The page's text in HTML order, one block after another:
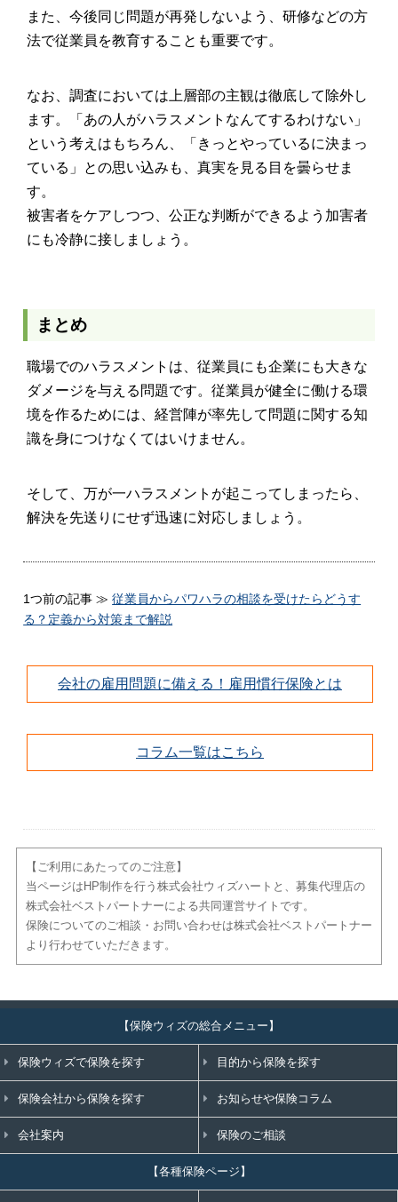
また、今後同じ問題が再発しないよう、研修などの方
法で従業員を教育することも重要です。
なお、調査においては上層部の主観は徹底して除外し
ます。「あの人がハラスメントなんてするわけない」
という考えはもちろん、「きっとやっているに決まっ
ている」との思い込みも、真実を見る目を曇らせま
す。
被害者をケアしつつ、公正な判断ができるよう加害者
にも冷静に接しましょう。
まとめ
職場でのハラスメントは、従業員にも企業にも大きな
ダメージを与える問題です。従業員が健全に働ける環
境を作るためには、経営陣が率先して問題に関する知
識を身につけなくてはいけません。
そして、万が一ハラスメントが起こってしまったら、
解決を先送りにせず迅速に対応しましょう。
1つ前の記事 ≫従業員からパワハラの相談を受けたらどうす
る？定義から対策まで解説
会社の雇用問題に備える！雇用慣行保険とは
コラム一覧はこちら
【ご利用にあたってのご注意】
当ページはHP制作を行う株式会社ウィズハートと、募集代理店の
株式会社ベストパートナーによる共同運営サイトです。
保険についてのご相談・お問い合わせは株式会社ベストパートナー
より行わせていただきます。
【保険ウィズの総合メニュー】
保険ウィズで保険を探す 目的から保険を探す
保険会社から保険を探す お知らせや保険コラム
会社案内 保険のご相談
【各種保険ページ】